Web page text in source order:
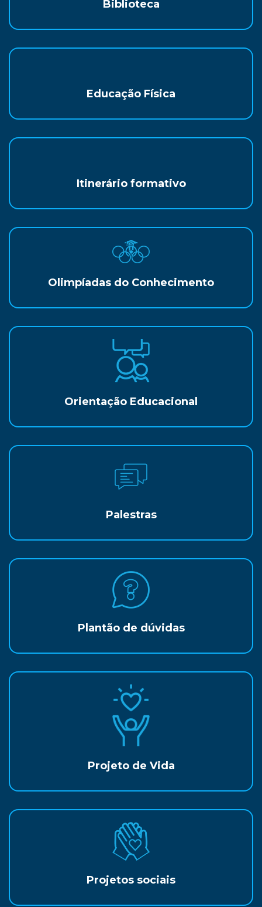
Biblioteca
Educação Física
Itinerário formativo
Olimpíadas do Conhecimento
Orientação Educacional
Palestras
Plantão de dúvidas
Projeto de Vida
Projetos sociais